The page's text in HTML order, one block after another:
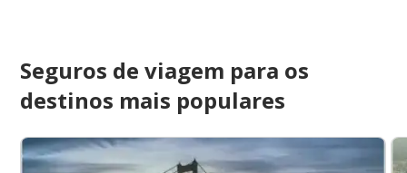
Seguros de viagem para os
destinos mais populares